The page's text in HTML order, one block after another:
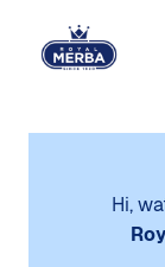
content
Homepagina
Hi,